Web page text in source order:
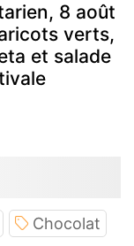
8 août
verts,
et salade
Chocolat